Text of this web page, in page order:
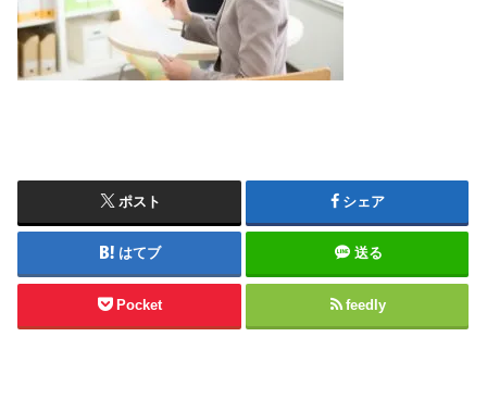
ポスト シェア
はてブ 送る
Pocket feedly